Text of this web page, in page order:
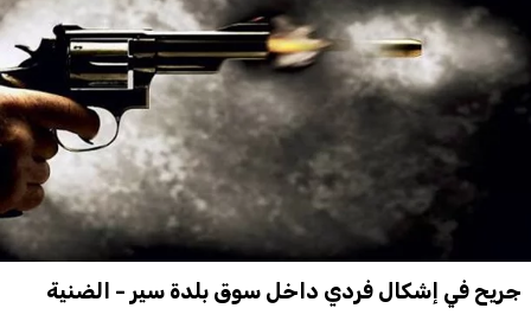
جريح في إشكال فردي داخل سوق بلدة سير - الضنية